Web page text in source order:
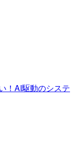
！AI駆動のシステ